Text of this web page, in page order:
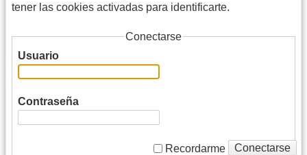
tener las cookies activadas para identificarte.
Conectarse
Usuario
Contraseña
Recordarme Conectarse